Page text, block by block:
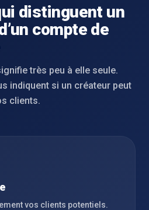
distinguent un
compte de
très peu à elle seule.
indiquent si un créateur peut
clients.
vos clients potentiels.